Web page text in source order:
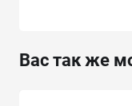
Вас так же